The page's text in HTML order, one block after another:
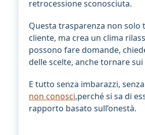
retrocessione sconosciuta.
Questa trasparenza non solo
cliente, ma crea un clima
possono fare domande,
delle scelte, anche tornare
E tutto senza imbarazzi, senza
non conosci,perché si sa di
rapporto basato sull’onestà.